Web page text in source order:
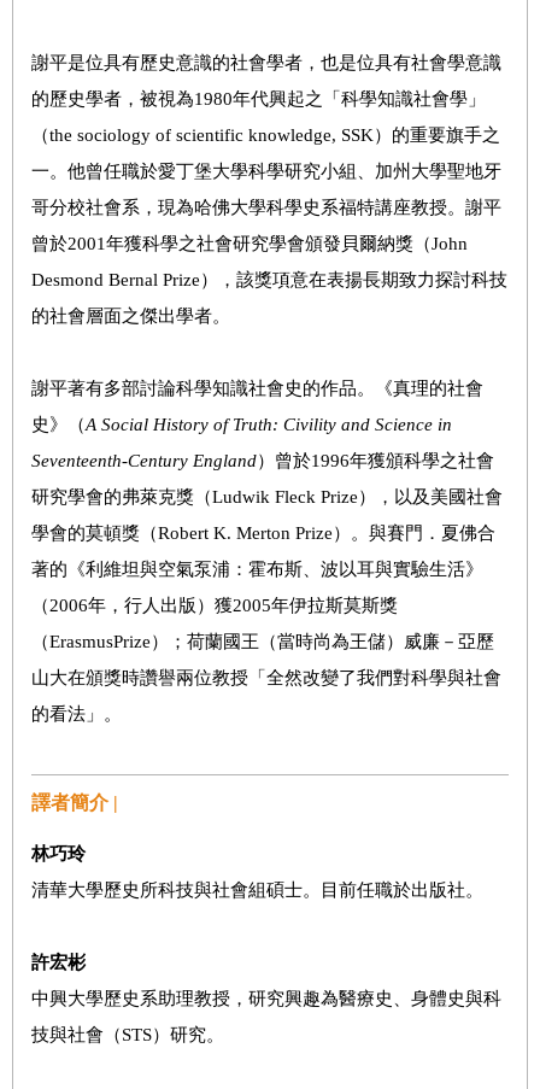
謝平是位具有歷史意識的社會學者，也是位具有社會學意識
的歷史學者，被視為1980年代興起之「科學知識社會學」
（the sociology of scientific knowledge, SSK）的重要旗手之
一。他曾任職於愛丁堡大學科學研究小組、加州大學聖地牙
哥分校社會系，現為哈佛大學科學史系福特講座教授。謝平
曾於2001年獲科學之社會研究學會頒發貝爾納獎（John
Desmond Bernal Prize），該獎項意在表揚長期致力探討科技
的社會層面之傑出學者。
謝平著有多部討論科學知識社會史的作品。《真理的社會
史》（A Social History of Truth: Civility and Science in
Seventeenth-Century England）曾於1996年獲頒科學之社會
研究學會的弗萊克獎（Ludwik Fleck Prize），以及美國社會
學會的莫頓獎（Robert K. Merton Prize）。與賽門．夏佛合
著的《利維坦與空氣泵浦：霍布斯、波以耳與實驗生活》
（2006年，行人出版）獲2005年伊拉斯莫斯獎
（ErasmusPrize）；荷蘭國王（當時尚為王儲）威廉－亞歷
山大在頒獎時讚譽兩位教授「全然改變了我們對科學與社會
的看法」。
譯者簡介 |
林巧玲
清華大學歷史所科技與社會組碩士。目前任職於出版社。
許宏彬
中興大學歷史系助理教授，研究興趣為醫療史、身體史與科
技與社會（STS）研究。